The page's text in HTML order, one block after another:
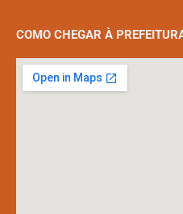
COMO CHEGAR À